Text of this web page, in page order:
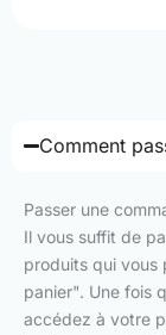
Comment
Passer une
Il vous suffit de
produits qui vous
panier". Une fois
accédez à votre